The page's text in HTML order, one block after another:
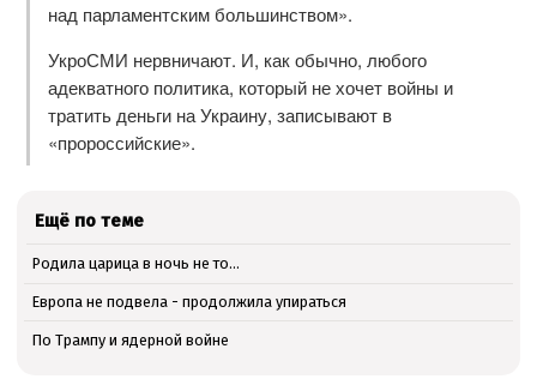
над парламентским большинством».
УкроСМИ нервничают. И, как обычно, любого
адекватного политика, который не хочет войны и
тратить деньги на Украину, записывают в
«пророссийские».
Ещё по теме
Родила царица в ночь не то…
Европа не подвела - продолжила упираться
По Трампу и ядерной войне